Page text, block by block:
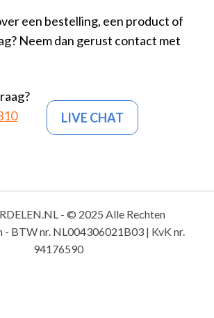
een bestelling, een product of
Neem dan gerust contact met
LIVE CHAT
- © 2025 Alle Rechten
- BTW nr. NL004306021B03 | KvK nr.
94176590